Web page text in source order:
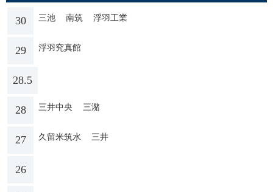
30 三池 南筑 浮羽工業
29 浮羽究真館
28.5
28 三井中央 三潴
27 久留米筑水 三井
26